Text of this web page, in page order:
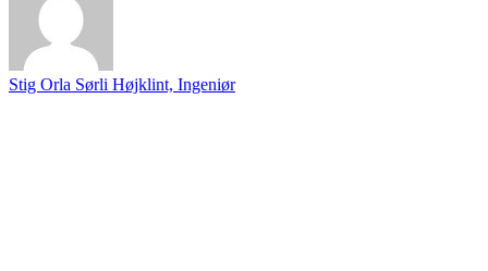
Stig Orla Sørli Højklint, Ingeniør